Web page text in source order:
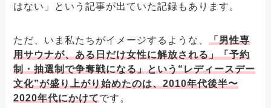
はない」という記事が出ていた記録もあります。
ただ、いま私たちがイメージするような、「男性専
用サウナが、ある日だけ女性に解放される」「予約
制・抽選制で争奪戦になる」という“レディースデー
文化”が盛り上がり始めたのは、2010年代後半〜
2020年代にかけてです。